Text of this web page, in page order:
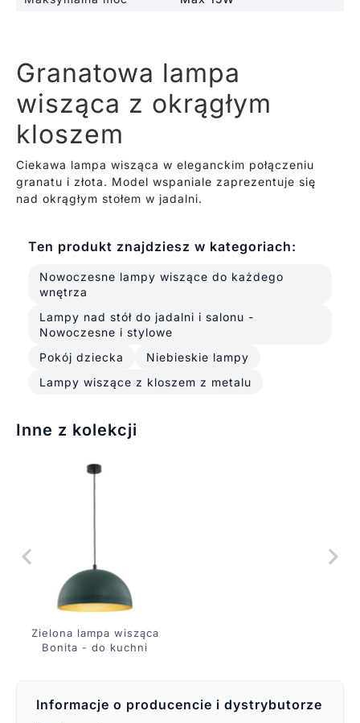
Granatowa lampa
wisząca z okrągłym
kloszem
Ciekawa lampa wisząca w eleganckim połączeniu
granatu i złota. Model wspaniale zaprezentuje się
nad okrągłym stołem w jadalni.
Ten produkt znajdziesz w kategoriach:
Nowoczesne lampy wiszące do każdego
wnętrza
Lampy nad stół do jadalni i salonu -
Nowoczesne i stylowe
Pokój dziecka
Niebieskie lampy
Lampy wiszące z kloszem z metalu
Inne z kolekcji
Zielona lampa wisząca
Bonita - do kuchni
Informacje o producencie i dystrybutorze